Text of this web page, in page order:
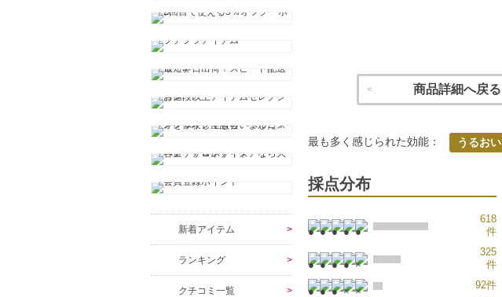
商品詳細へ戻る
最も多く感じられた効能： うるおい
採点分布
618
件
325
件
92件
新着アイテム
ランキング
クチコミ一覧